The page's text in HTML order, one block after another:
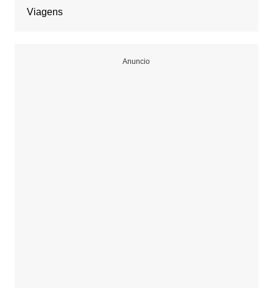
Viagens
Anuncio